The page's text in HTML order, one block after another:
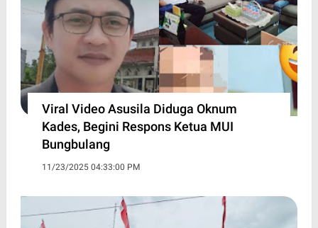
Viral Video Asusila Diduga Oknum
Kades, Begini Respons Ketua MUI
Bungbulang
11/23/2025 04:33:00 PM